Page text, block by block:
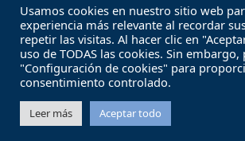
Copyright FEMP
Términos legales
Política
Términos y condiciones de uso
Contacto
Usamos cookies en nuestro sitio web
experiencia más relevante al recordar
repetir las visitas. Al hacer clic en
uso de TODAS las cookies. Sin
"Configuración de cookies" para
consentimiento controlado.
Leer más Aceptar todo